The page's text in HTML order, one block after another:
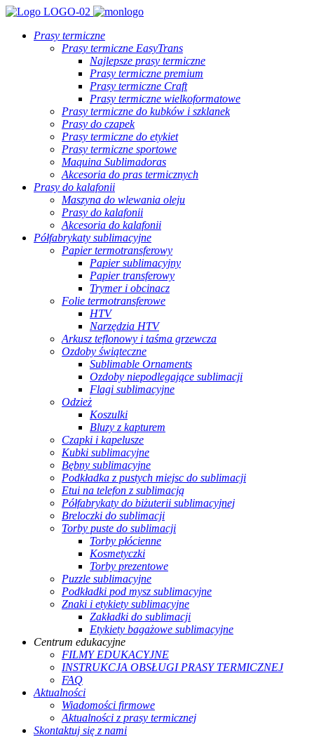
Prasy termiczne
Prasy termiczne EasyTrans
Najlepsze prasy termiczne
Prasy termiczne premium
Prasy termiczne Craft
Prasy termiczne wielkoformatowe
Prasy termiczne do kubków i szklanek
Prasy do czapek
Prasy termiczne do etykiet
Prasy termiczne sportowe
Maquina Sublimadoras
Akcesoria do pras termicznych
Prasy do kalafonii
Maszyna do wlewania oleju
Prasy do kalafonii
Akcesoria do kalafonii
Półfabrykaty sublimacyjne
Papier termotransferowy
Papier sublimacyjny
Papier transferowy
Trymer i obcinacz
Folie termotransferowe
HTV
Narzędzia HTV
Arkusz teflonowy i taśma grzewcza
Ozdoby świąteczne
Sublimable Ornaments
Ozdoby niepodlegające sublimacji
Flagi sublimacyjne
Odzież
Koszulki
Bluzy z kapturem
Czapki i kapelusze
Kubki sublimacyjne
Bębny sublimacyjne
Podkładka z pustych miejsc do sublimacji
Etui na telefon z sublimacją
Półfabrykaty do biżuterii sublimacyjnej
Breloczki do sublimacji
Torby puste do sublimacji
Torby płócienne
Kosmetyczki
Torby prezentowe
Puzzle sublimacyjne
Podkładki pod mysz sublimacyjne
Znaki i etykiety sublimacyjne
Zakładki do sublimacji
Etykiety bagażowe sublimacyjne
Centrum edukacyjne
FILMY EDUKACYJNE
INSTRUKCJA OBSŁUGI PRASY TERMICZNEJ
FAQ
Aktualności
Wiadomości firmowe
Aktualności z prasy termicznej
Skontaktuj się z nami